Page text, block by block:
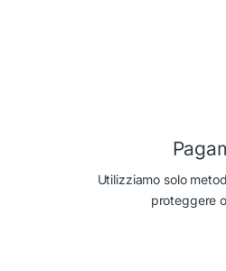
Utilizziamo solo
proteggere